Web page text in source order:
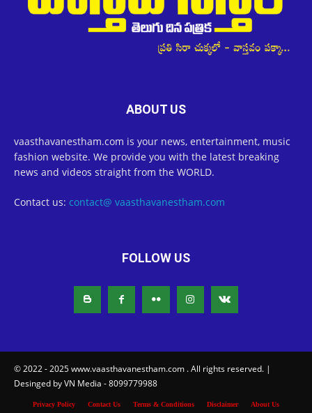
ABOUT US
vaasthavanestham.com is your news, entertainment, music
fashion website. We provide you with the latest breaking
news and videos straight from the WORLD.
Contact us: contact@ vaasthavanestham.com
FOLLOW US
© 2022 - 2025 www.vaasthavanestham.com . All rights reserved. |
Desinged by VN Media - 8099779988
Privacy Policy Contact Us Terms & Conditions Disclaimer About Us